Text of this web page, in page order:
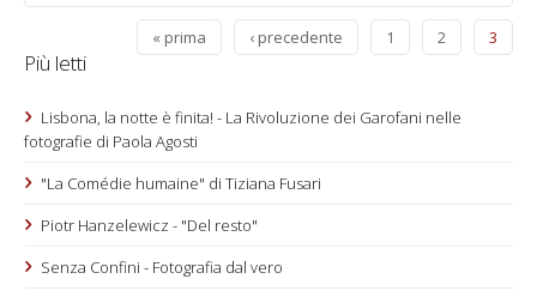
« prima ‹ precedente 1 2 3
Più letti
Lisbona, la notte è finita! - La Rivoluzione dei Garofani nelle
fotografie di Paola Agosti
"La Comédie humaine" di Tiziana Fusari
Piotr Hanzelewicz - "Del resto"
Senza Confini - Fotografia dal vero